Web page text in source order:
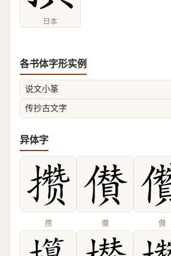
日本
各书体字形实例
说文小篆
传抄古文字
异体字
攒 儧 儹